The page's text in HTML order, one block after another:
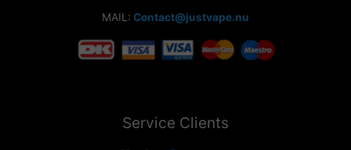
MAIL: Contact@justvape.nu
Service Clients